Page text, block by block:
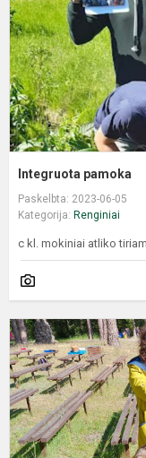
Integruota pamoka
Paskelbta: 2023-06-05
Kategorija: Renginiai
c kl. mokiniai atliko